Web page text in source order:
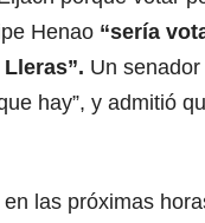
Henao “sería
Un
hay”, y admitió
las próximas